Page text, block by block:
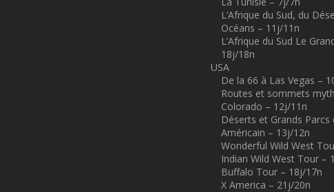
L’Afrique du Sud, du
Océans – 11j/11n
L’Afrique du Sud Le
18j/18n
USA
De la 66 à Las Vegas –
Routes et sommets
Colorado – 12j/11n
Déserts et Grands Parcs
Américain – 13j/12n
Wonderful Wild West
Indian Wild West Tour –
Buffalo Tour – 18j/17n
X America – 21j/20n